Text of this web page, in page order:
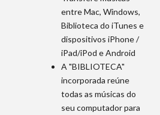
entre Mac, Windows,
Biblioteca do iTunes e
dispositivos iPhone /
iPad/iPod e Android
A "BIBLIOTECA"
incorporada reúne
todas as músicas do
seu computador para